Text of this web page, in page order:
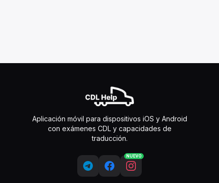
Aplicación móvil para dispositivos iOS y Android
con exámenes CDL y capacidades de
traducción.
NUEVO